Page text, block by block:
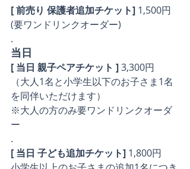
[ 前売り 保護者追加チケット] 1,500円
(要ワンドリンクオーダー)
.
当日
[ 当日 親子ペアチケット ] 3,300円
（大人1名と小学生以下のお子さま1名
を同伴いただけます）
※大人の方のみ要ワンドリンクオーダ
ー
.
[ 当日 子ども追加チケット] 1,800円